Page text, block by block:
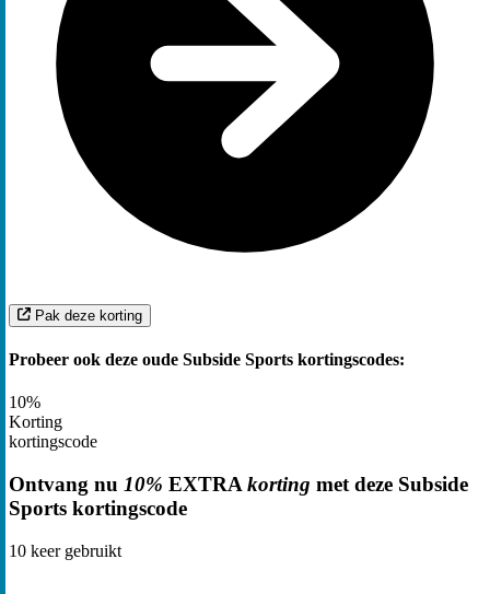
Pak deze korting
Probeer ook deze oude Subside Sports kortingscodes:
10%
Korting
kortingscode
Ontvang nu 10% EXTRA korting met deze Subside
Sports kortingscode
10 keer gebruikt